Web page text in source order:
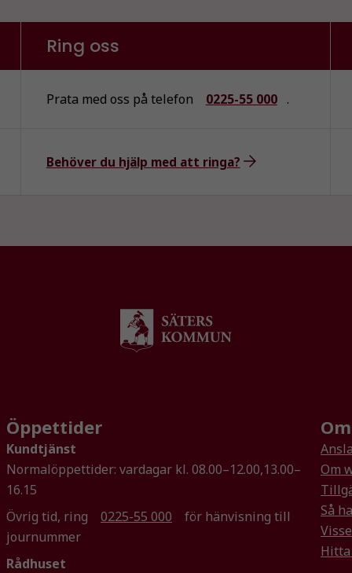
Ring oss
Prata med oss på telefon 0225-55 000 .
Behöver du hjälp med att ringa?
Öppettider
Kundtjänst
Normalöppettider: vardagar kl. 08.00–12.00,13.00–
16.15
Övrig tid, ring
0225-55 000
för hänvisning till
journummer
Rådhuset
Om
Så
Hitta
Dessa kakor
behövs för
över huvud
förbättra
uppbyggnad,
baserat på
hemsida ska
bra som